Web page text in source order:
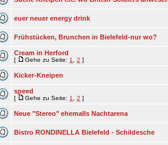
euer neuer energy drink
Frühstücken, Brunchen in Bielefeld-nur wo?
Cream in Herford
[ Gehe zu Seite: 1 2 ]
Kicker-Kneipen
speed
[ Gehe zu Seite: 1 2 ]
Neue "Stereo" ehemalls Nachtarena
Bistro RONDINELLA Bielefeld - Schildesche